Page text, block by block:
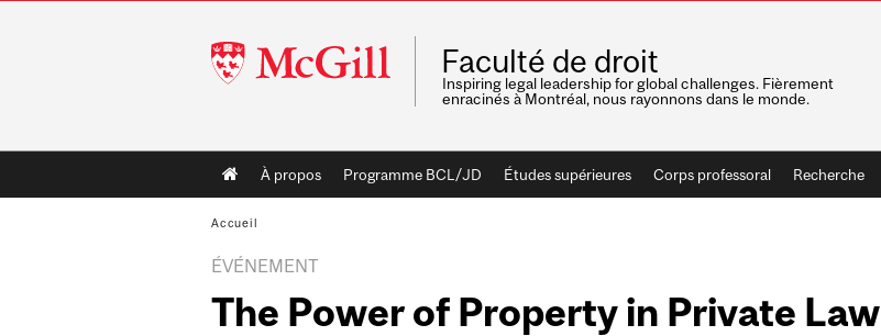
McGill
University
Faculté de droit
Inspiring legal leadership for global challenges. Fièrement
enracinés à Montréal, nous rayonnons dans le monde.
Main
navigation
À propos Programme BCL/JD Études supérieures Corps professoral Recherche
Accueil
ÉVÉNEMENT
The Power of Property in Private Law